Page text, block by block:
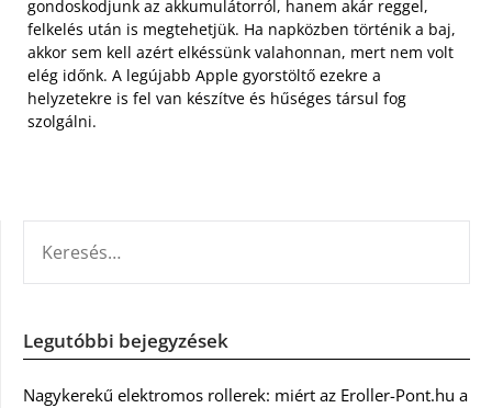
gondoskodjunk az akkumulátorról, hanem akár reggel,
felkelés után is megtehetjük. Ha napközben történik a baj,
akkor sem kell azért elkéssünk valahonnan, mert nem volt
elég időnk. A legújabb Apple gyorstöltő ezekre a
helyzetekre is fel van készítve és hűséges társul fog
szolgálni.
Legutóbbi bejegyzések
Nagykerekű elektromos rollerek: miért az Eroller-Pont.hu a